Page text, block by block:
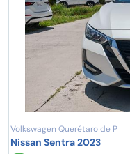
Volkswagen Querétaro de P
Nissan Sentra 2023